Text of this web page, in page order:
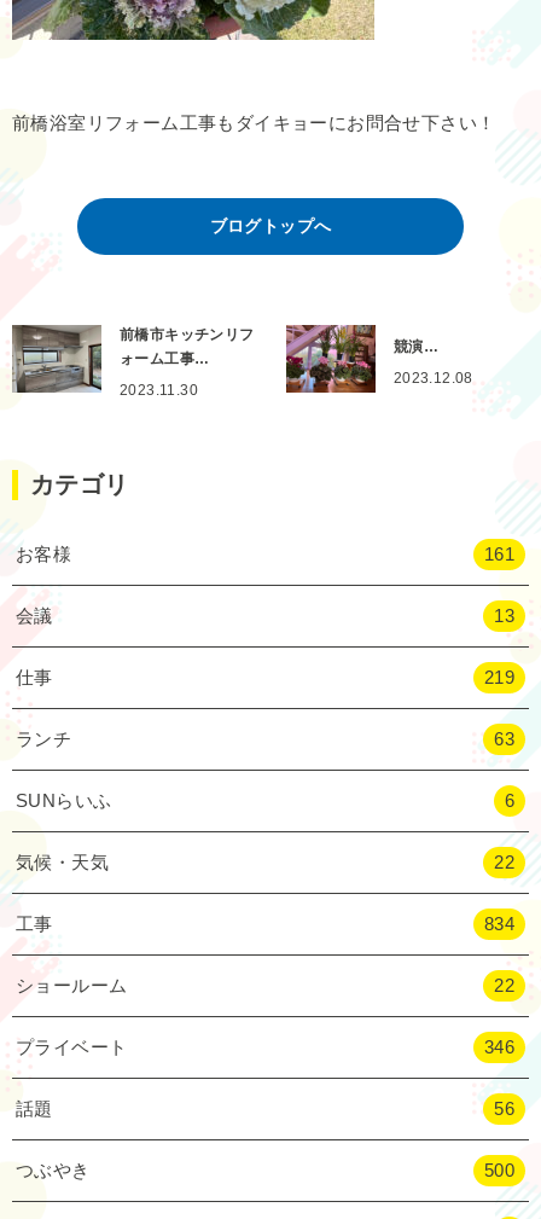
前橋浴室リフォーム工事もダイキョーにお問合せ下さい！
ブログトップへ
前橋市キッチンリフ
ォーム工事…
2023.11.30
競演…
2023.12.08
カテゴリ
お客様 161
会議 13
仕事 219
ランチ 63
SUNらいふ 6
気候・天気 22
工事 834
ショールーム 22
プライベート 346
話題 56
つぶやき 500